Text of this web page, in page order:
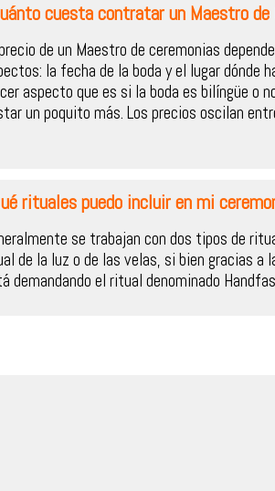
cuesta contratar un Maestro de
de un Maestro de ceremonias
la fecha de la boda y el lugar dónde
aspecto que es si la boda es bilíngüe o
un poquito más. Los precios oscilan
rituales puedo incluir en mi
se trabajan con dos tipos de
de la luz o de las velas, si bien gracias
demandando el ritual denominado